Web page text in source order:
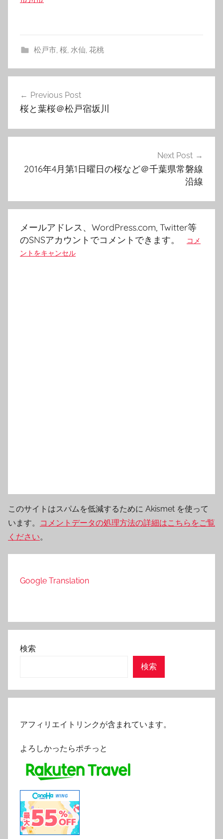
松戸市, 桜, 水仙, 花桃
稿
ビ
ョ
Previous Post
桜と葉桜＠松戸宿坂川
Next Post
2016年4月第1日曜日の桜など＠千葉県常磐線
沿線
メールアドレス、WordPress.com, Twitter等
のSNSアカウントでコメントできます。
コメ
ントをキャンセル
このサイトはスパムを低減するために Akismet を使って
います。
コメントデータの処理方法の詳細はこちらをご覧
ください。
Google Translation
検索
検索
アフィリエイトリンクが含まれています。
よろしかったらポチっと